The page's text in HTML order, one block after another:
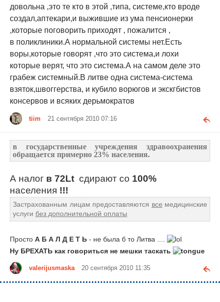
довольна ,это те кто в этой ,типа, системе,кто вроде
создал,аптекари,и выжившие из ума пенсионерки
,которые поговорить приходят , пожалится ,
в поликлиники.А нормальной системы нет.Есть
воры,которые говорят ,что это система,и лохи
которые верят, что это система.А на самом деле это
грабеж системный.В литве одна система-система
взяток,швоггерства, и кубило ворюгов и экскгбистов
консервов и всяких дерьмократов
tiim 21 сентября 2010 07:16
в государственные учреждения здравоохранения
обращается примерно 23% населения.
А налог в 72Lt сдирают со 100%
населения !!!
Застрахованным лицам предоставляются все медицинские
услуги без дополнительной оплаты
Просто А Б А Л Д Е Т Ь - не была б то Литва ....
Ну БРЕХАТЬ как говориться не мешки таскать
valerijusmaska 20 сентября 2010 11:35